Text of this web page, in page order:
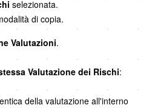
selezionata.
di copia.
Valutazioni.
Valutazione dei Rischi:
della valutazione all'interno